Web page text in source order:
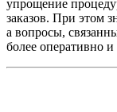
упрощение
заказов. При этом
а вопросы,
более оперативно и